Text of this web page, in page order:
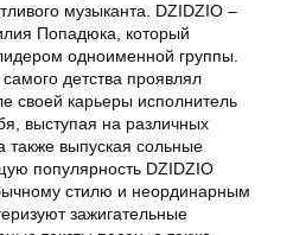
музыканта. DZIDZIO –
Попадюка, который
одноименной группы.
детства проявлял
своей карьеры исполнитель
выступая на различных
также выпуская сольные
популярность DZIDZIO
стилю и неординарным
зажигательные